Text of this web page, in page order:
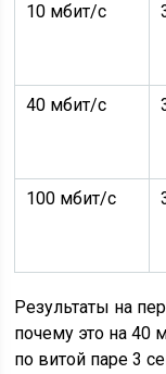
10 мбит/с
40 мбит/с
100 мбит/с
Результаты на
почему это на 40
по витой паре 3